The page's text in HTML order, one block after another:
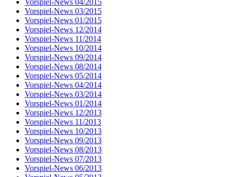
Vorspiel-News 04/2015
Vorspiel-News 03/2015
Vorspiel-News 01/2015
Vorspiel-News 12/2014
Vorspiel-News 11/2014
Vorspiel-News 10/2014
Vorspiel-News 09/2014
Vorspiel-News 08/2014
Vorspiel-News 05/2014
Vorspiel-News 04/2014
Vorspiel-News 03/2014
Vorspiel-News 01/2014
Vorspiel-News 12/2013
Vorspiel-News 11/2013
Vorspiel-News 10/2013
Vorspiel-News 09/2013
Vorspiel-News 08/2013
Vorspiel-News 07/2013
Vorspiel-News 06/2013